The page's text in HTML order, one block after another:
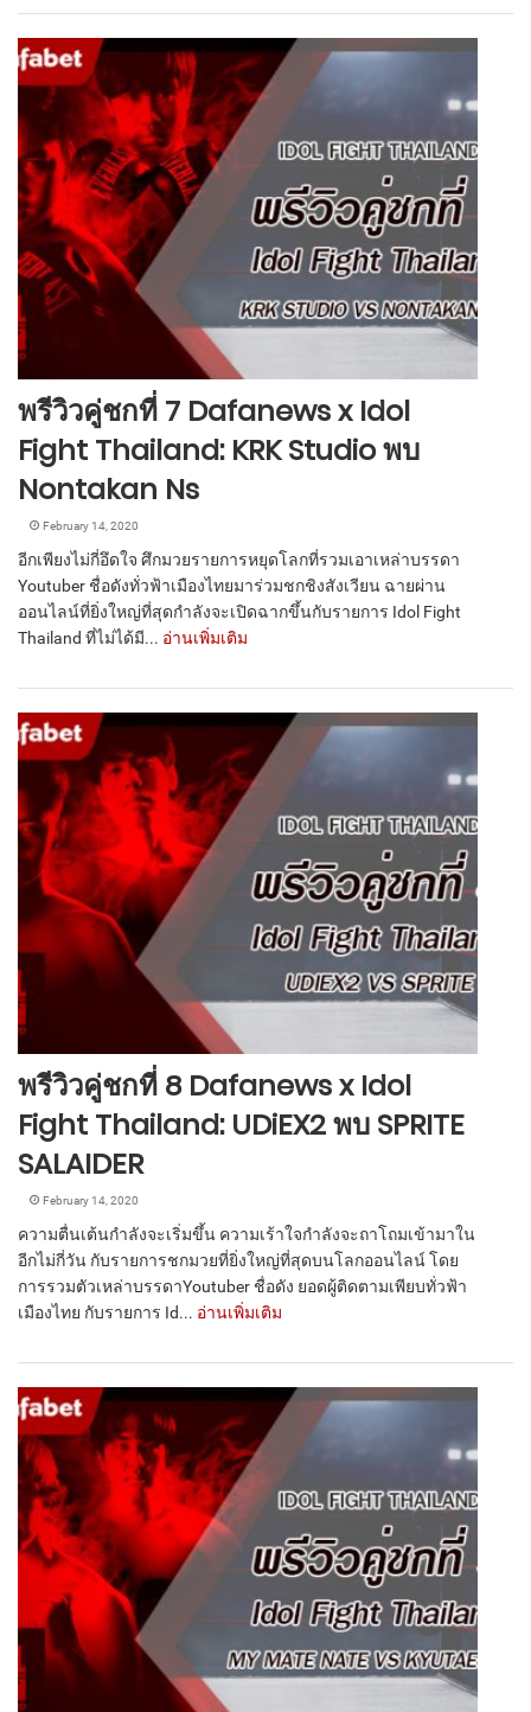
พรีวิวคู่ชกที่ 7 Dafanews x Idol
Fight Thailand: KRK Studio พบ
Nontakan Ns
February 14, 2020
อีกเพียงไม่กี่อึดใจ ศึกมวยรายการหยุดโลกที่รวมเอาเหล่าบรรดา
Youtuber ชื่อดังทั่วฟ้าเมืองไทยมาร่วมชกชิงสังเวียน ฉายผ่าน
ออนไลน์ที่ยิ่งใหญ่ที่สุดกำลังจะเปิดฉากขึ้นกับรายการ Idol Fight
Thailand ที่ไม่ได้มี... อ่านเพิ่มเติม
พรีวิวคู่ชกที่ 8 Dafanews x Idol
Fight Thailand: UDiEX2 พบ SPRITE
SALAIDER
February 14, 2020
ความตื่นเต้นกำลังจะเริ่มขึ้น ความเร้าใจกำลังจะถาโถมเข้ามาใน
อีกไม่กี่วัน กับรายการชกมวยที่ยิ่งใหญ่ที่สุดบนโลกออนไลน์ โดย
การรวมตัวเหล่าบรรดาYoutuber ชื่อดัง ยอดผู้ติดตามเพียบทั่วฟ้า
เมืองไทย กับรายการ Id... อ่านเพิ่มเติม